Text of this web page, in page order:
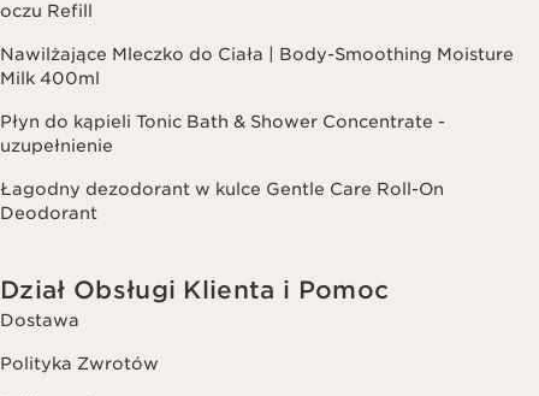
oczu Refill
Nawilżające Mleczko do Ciała | Body-Smoothing Moisture
Milk 400ml
Płyn do kąpieli Tonic Bath & Shower Concentrate -
uzupełnienie
Łagodny dezodorant w kulce Gentle Care Roll-On
Deodorant
Dział Obsługi Klienta i Pomoc
Dostawa
Polityka Zwrotów